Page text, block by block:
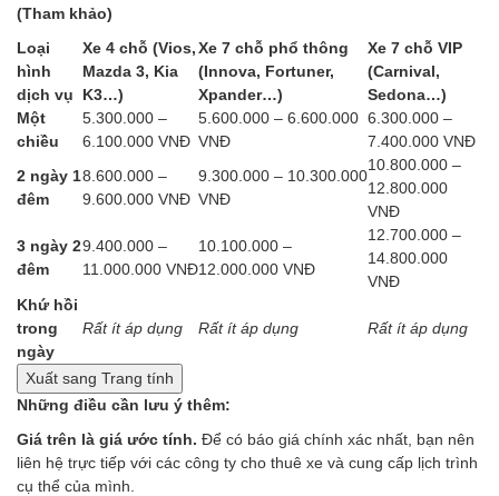
(Tham khảo)
Loại
hình
dịch vụ
Xe 4 chỗ (Vios,
Mazda 3, Kia
K3…)
Xe 7 chỗ phổ thông
(Innova, Fortuner,
Xpander…)
Xe 7 chỗ VIP
(Carnival,
Sedona…)
Một
chiều
5.300.000 –
6.100.000 VNĐ
5.600.000 – 6.600.000
VNĐ
6.300.000 –
7.400.000 VNĐ
2 ngày 1
đêm
8.600.000 –
9.600.000 VNĐ
9.300.000 – 10.300.000
VNĐ
10.800.000 –
12.800.000
VNĐ
3 ngày 2
đêm
9.400.000 –
11.000.000 VNĐ
10.100.000 –
12.000.000 VNĐ
12.700.000 –
14.800.000
VNĐ
Khứ hồi
trong
ngày
Rất ít áp dụng Rất ít áp dụng Rất ít áp dụng
Xuất sang Trang tính
Những điều cần lưu ý thêm:
Giá trên là giá ước tính. Để có báo giá chính xác nhất, bạn nên
liên hệ trực tiếp với các công ty cho thuê xe và cung cấp lịch trình
cụ thể của mình.